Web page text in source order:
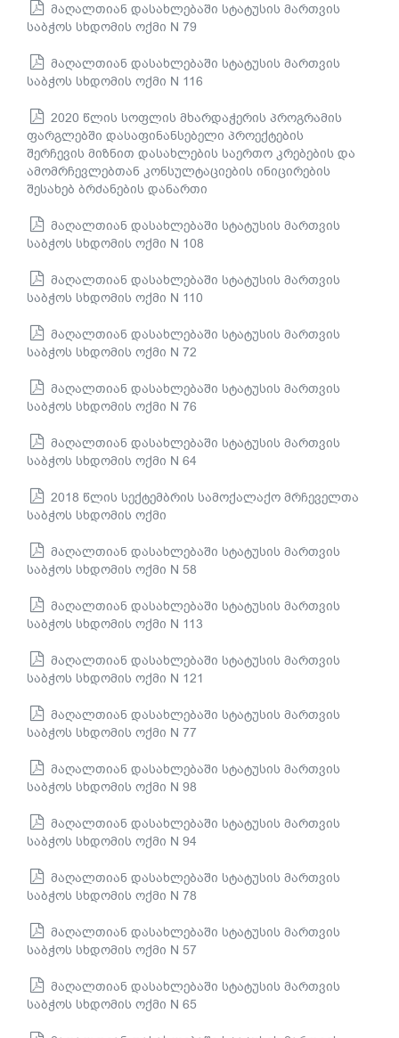
მაღალთიან დასახლებაში სტატუსის მართვის
საბჭოს სხდომის ოქმი N 79
მაღალთიან დასახლებაში სტატუსის მართვის
საბჭოს სხდომის ოქმი N 116
2020 წლის სოფლის მხარდაჭერის პროგრამის
ფარგლებში დასაფინანსებელი პროექტების
შერჩევის მიზნით დასახლების საერთო კრებების და
ამომრჩევლებთან კონსულტაციების ინიცირების
შესახებ ბრძანების დანართი
მაღალთიან დასახლებაში სტატუსის მართვის
საბჭოს სხდომის ოქმი N 108
მაღალთიან დასახლებაში სტატუსის მართვის
საბჭოს სხდომის ოქმი N 110
მაღალთიან დასახლებაში სტატუსის მართვის
საბჭოს სხდომის ოქმი N 72
მაღალთიან დასახლებაში სტატუსის მართვის
საბჭოს სხდომის ოქმი N 76
მაღალთიან დასახლებაში სტატუსის მართვის
საბჭოს სხდომის ოქმი N 64
2018 წლის სექტემბრის სამოქალაქო მრჩეველთა
საბჭოს სხდომის ოქმი
მაღალთიან დასახლებაში სტატუსის მართვის
საბჭოს სხდომის ოქმი N 58
მაღალთიან დასახლებაში სტატუსის მართვის
საბჭოს სხდომის ოქმი N 113
მაღალთიან დასახლებაში სტატუსის მართვის
საბჭოს სხდომის ოქმი N 121
მაღალთიან დასახლებაში სტატუსის მართვის
საბჭოს სხდომის ოქმი N 77
მაღალთიან დასახლებაში სტატუსის მართვის
საბჭოს სხდომის ოქმი N 98
მაღალთიან დასახლებაში სტატუსის მართვის
საბჭოს სხდომის ოქმი N 94
მაღალთიან დასახლებაში სტატუსის მართვის
საბჭოს სხდომის ოქმი N 78
მაღალთიან დასახლებაში სტატუსის მართვის
საბჭოს სხდომის ოქმი N 57
მაღალთიან დასახლებაში სტატუსის მართვის
საბჭოს სხდომის ოქმი N 65